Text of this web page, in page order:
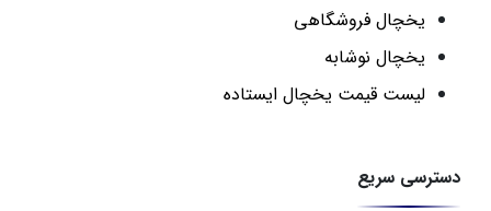
یخچال فروشگاهی
یخچال نوشابه
لیست قیمت یخچال ایستاده
دسترسی سریع